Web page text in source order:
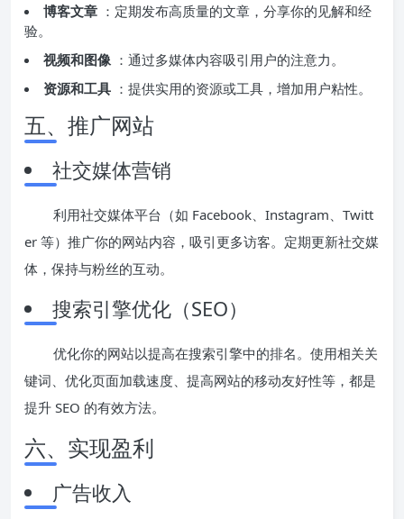
博客文章 ：定期发布高质量的文章，分享你的见解和经
验。
视频和图像 ：通过多媒体内容吸引用户的注意力。
资源和工具 ：提供实用的资源或工具，增加用户粘性。
五、推广网站
社交媒体营销
利用社交媒体平台（如 Facebook、Instagram、Twitt
er 等）推广你的网站内容，吸引更多访客。定期更新社交媒
体，保持与粉丝的互动。
搜索引擎优化（SEO）
优化你的网站以提高在搜索引擎中的排名。使用相关关
键词、优化页面加载速度、提高网站的移动友好性等，都是
提升 SEO 的有效方法。
六、实现盈利
广告收入